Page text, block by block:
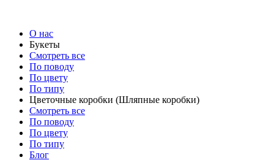
О нас
Букеты
Смотреть все
По поводу
По цвету
По типу
Цветочные коробки (Шляпные коробки)
Смотреть все
По поводу
По цвету
По типу
Блог